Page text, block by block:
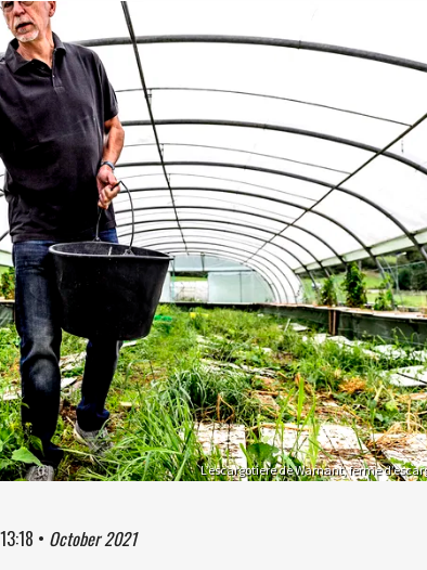
L’escargotiere de Warnant, ferme
13:18 • October 2021